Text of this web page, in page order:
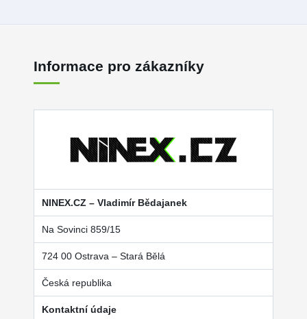
Informace pro zákazníky
NINEX.CZ – Vladimír Bědajanek
Na Sovinci 859/15
724 00 Ostrava – Stará Bělá
Česká republika
Kontaktní údaje